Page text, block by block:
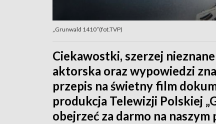
„Grunwald 1410”(fot.TVP)
Ciekawostki, szerzej
aktorska oraz wypowiedzi
przepis na świetny film
produkcja Telewizji Polskiej
obejrzeć za darmo na naszym